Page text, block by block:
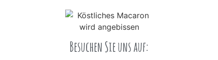
Besuchen Sie uns auf: